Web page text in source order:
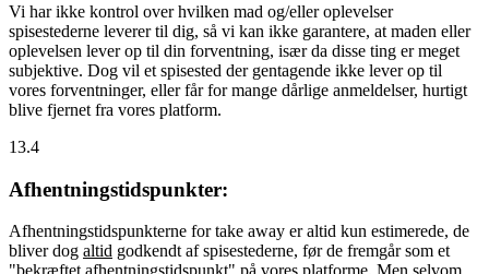
Vi har ikke kontrol over hvilken mad og/eller oplevelser
spisestederne leverer til dig, så vi kan ikke garantere, at maden eller
oplevelsen lever op til din forventning, især da disse ting er meget
subjektive. Dog vil et spisested der gentagende ikke lever op til
vores forventninger, eller får for mange dårlige anmeldelser, hurtigt
blive fjernet fra vores platform.
13.4
Afhentningstidspunkter:
Afhentningstidspunkterne for take away er altid kun estimerede, de
bliver dog altid godkendt af spisestederne, før de fremgår som et